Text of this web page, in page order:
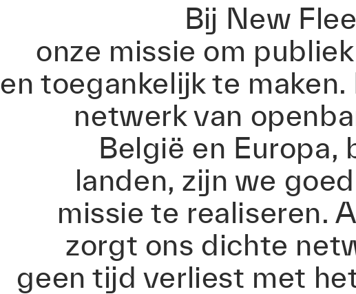
Bij New
onze missie om
en toegankelijk te
netwerk van
België en Europa,
landen, zijn we
missie te realiseren.
zorgt ons dichte
geen tijd verliest met